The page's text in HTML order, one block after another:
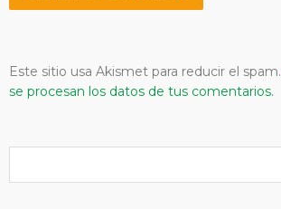
Este sitio usa Akismet para reducir el spam.
se procesan los datos de tus comentarios.